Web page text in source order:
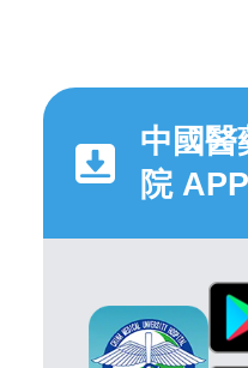
中國醫
院 APP